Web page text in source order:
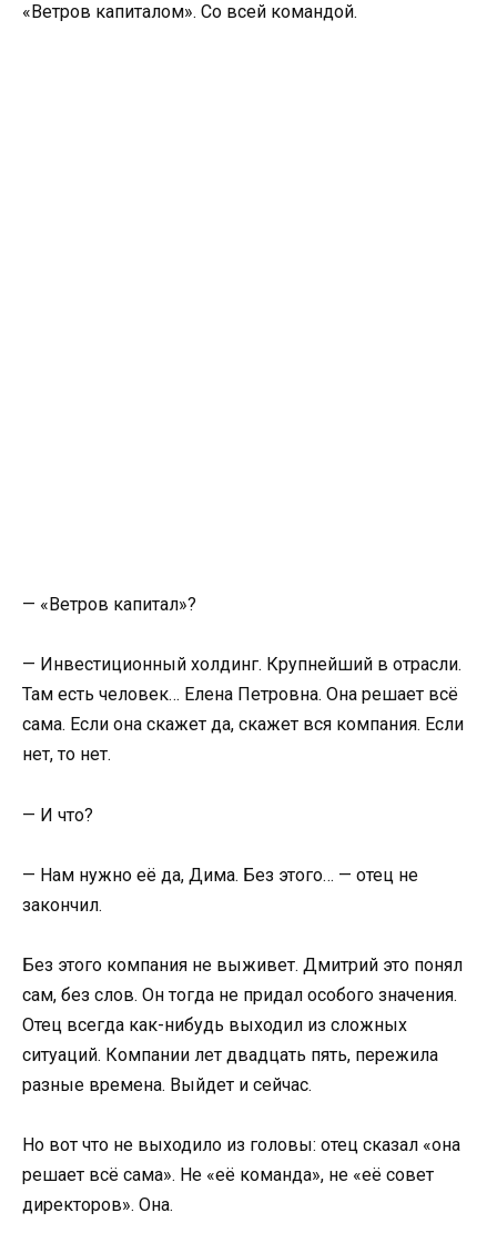
«Ветров капиталом». Со всей командой.
— «Ветров капитал»?
— Инвестиционный холдинг. Крупнейший в отрасли.
Там есть человек… Елена Петровна. Она решает всё
сама. Если она скажет да, скажет вся компания. Если
нет, то нет.
— И что?
— Нам нужно её да, Дима. Без этого… — отец не
закончил.
Без этого компания не выживет. Дмитрий это понял
сам, без слов. Он тогда не придал особого значения.
Отец всегда как-нибудь выходил из сложных
ситуаций. Компании лет двадцать пять, пережила
разные времена. Выйдет и сейчас.
Но вот что не выходило из головы: отец сказал «она
решает всё сама». Не «её команда», не «её совет
директоров». Она.